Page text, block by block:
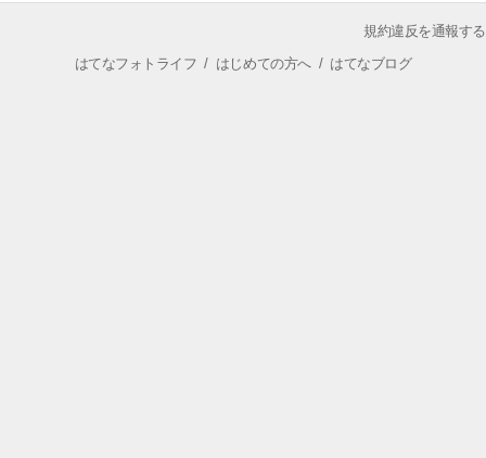
規約違反を通報する
はてなフォトライフ / はじめての方へ/ はてなブログ